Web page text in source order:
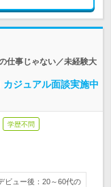
仕事じゃない／未経験大
カジュアル面談実施中
学歴不問
ビュー後：20～60代の